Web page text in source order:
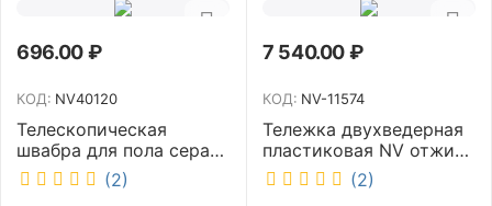
696.00₽
КОД: NV40120
Телескопическая
швабра для пола серая
NV микрофибра 42 см
NV40120
(2)
7 540.00₽
КОД: NV-11574
Тележка двухведерная
пластиковая NV отжим
2х23л NV-11574
(2)